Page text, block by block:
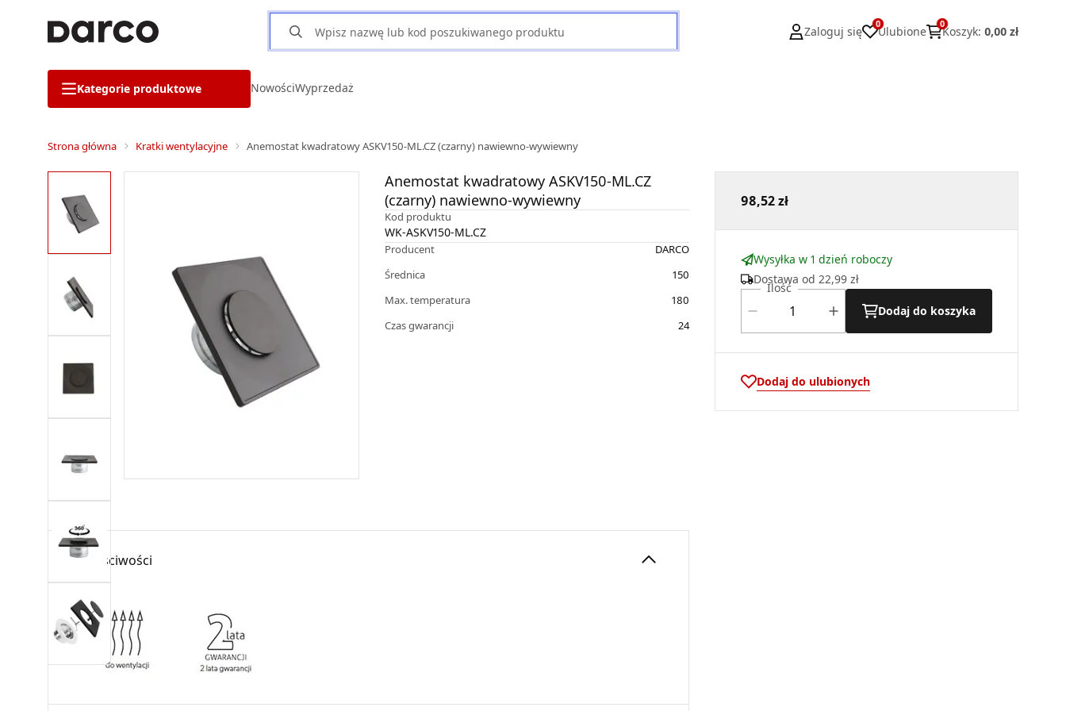
Zaloguj się
0
Ulubione
0
Koszyk: 0,00 zł
Kategorie produktowe NowościWyprzedaż
Strona główna Kratki wentylacyjne Anemostat kwadratowy ASKV150-ML.CZ (czarny) nawiewno-wywiewny
Anemostat kwadratowy ASKV150-ML.CZ
(czarny) nawiewno-wywiewny
Kod produktu
WK-ASKV150-ML.CZ
Producent
DARCO
Średnica
150
Max. temperatura
180
Czas gwarancji
24
98,52 zł
Wysyłka w 1 dzień roboczy
Dostawa od 22,99 zł
Ilość
Dodaj do koszyka
Dodaj do ulubionych
Właściwości